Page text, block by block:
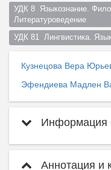
УДК 8  Языкознание.
Литературоведение
УДК 81  Лингвистика.
Кузнецова Вера
Эфендиева Мадлен
Информация
Аннотация и